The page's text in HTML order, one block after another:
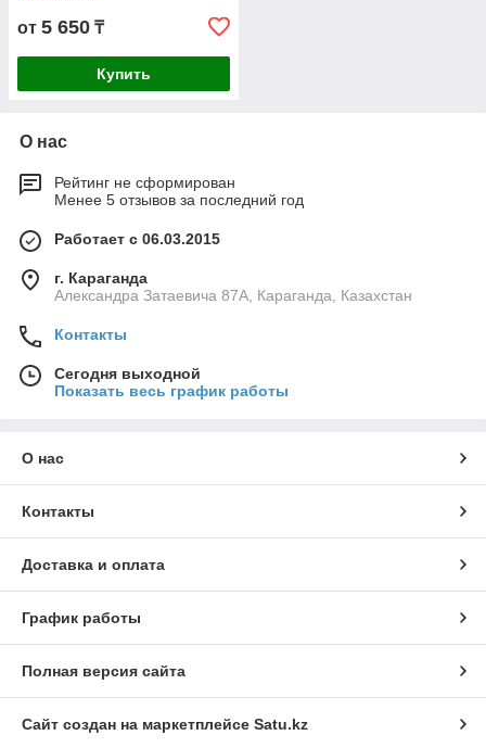
от 5 650 ₸
Купить
О нас
Рейтинг не сформирован
Менее 5 отзывов за последний год
Работает с 06.03.2015
г. Караганда
Александра Затаевича 87А, Караганда, Казахстан
Контакты
Сегодня выходной
Показать весь график работы
О нас
Контакты
Доставка и оплата
График работы
Полная версия сайта
Сайт создан на маркетплейсе Satu.kz